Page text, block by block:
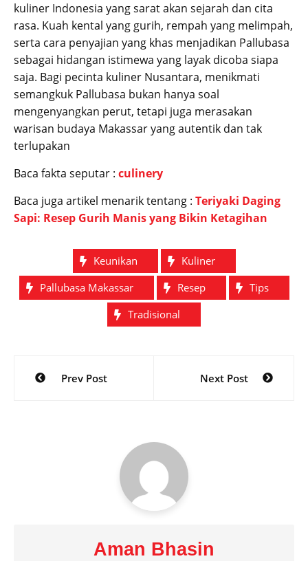
kuliner Indonesia yang sarat akan sejarah dan cita
rasa. Kuah kental yang gurih, rempah yang melimpah,
serta cara penyajian yang khas menjadikan Pallubasa
sebagai hidangan istimewa yang layak dicoba siapa
saja. Bagi pecinta kuliner Nusantara, menikmati
semangkuk Pallubasa bukan hanya soal
mengenyangkan perut, tetapi juga merasakan
warisan budaya Makassar yang autentik dan tak
terlupakan
Baca fakta seputar : culinery
Baca juga artikel menarik tentang : Teriyaki Daging
Sapi: Resep Gurih Manis yang Bikin Ketagihan
Keunikan
Kuliner
Pallubasa Makassar
Resep
Tips
Tradisional
Post
navigation
Prev Post Next Post
Aman Bhasin